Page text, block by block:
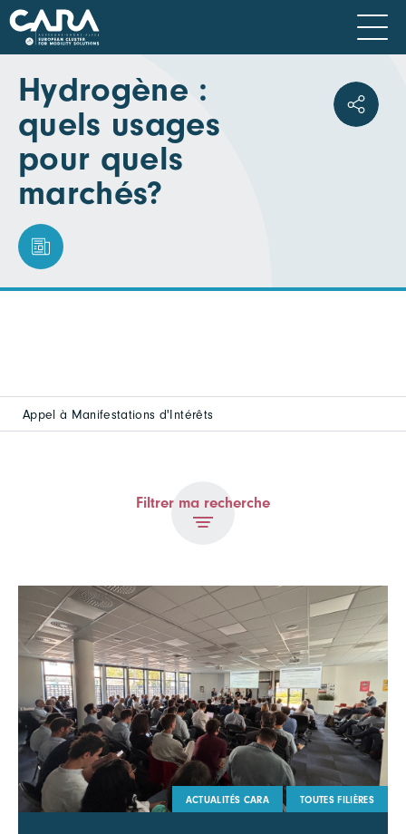
Hydrogène :
quels usages
pour quels
marchés?
Appel à Manifestations d'Intérêts
Filtrer ma recherche
ACTUALITÉS CARA TOUTES FILIÈRES